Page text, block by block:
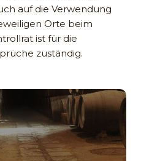
auf die Verwendung
Orte beim
ist für die
zuständig.